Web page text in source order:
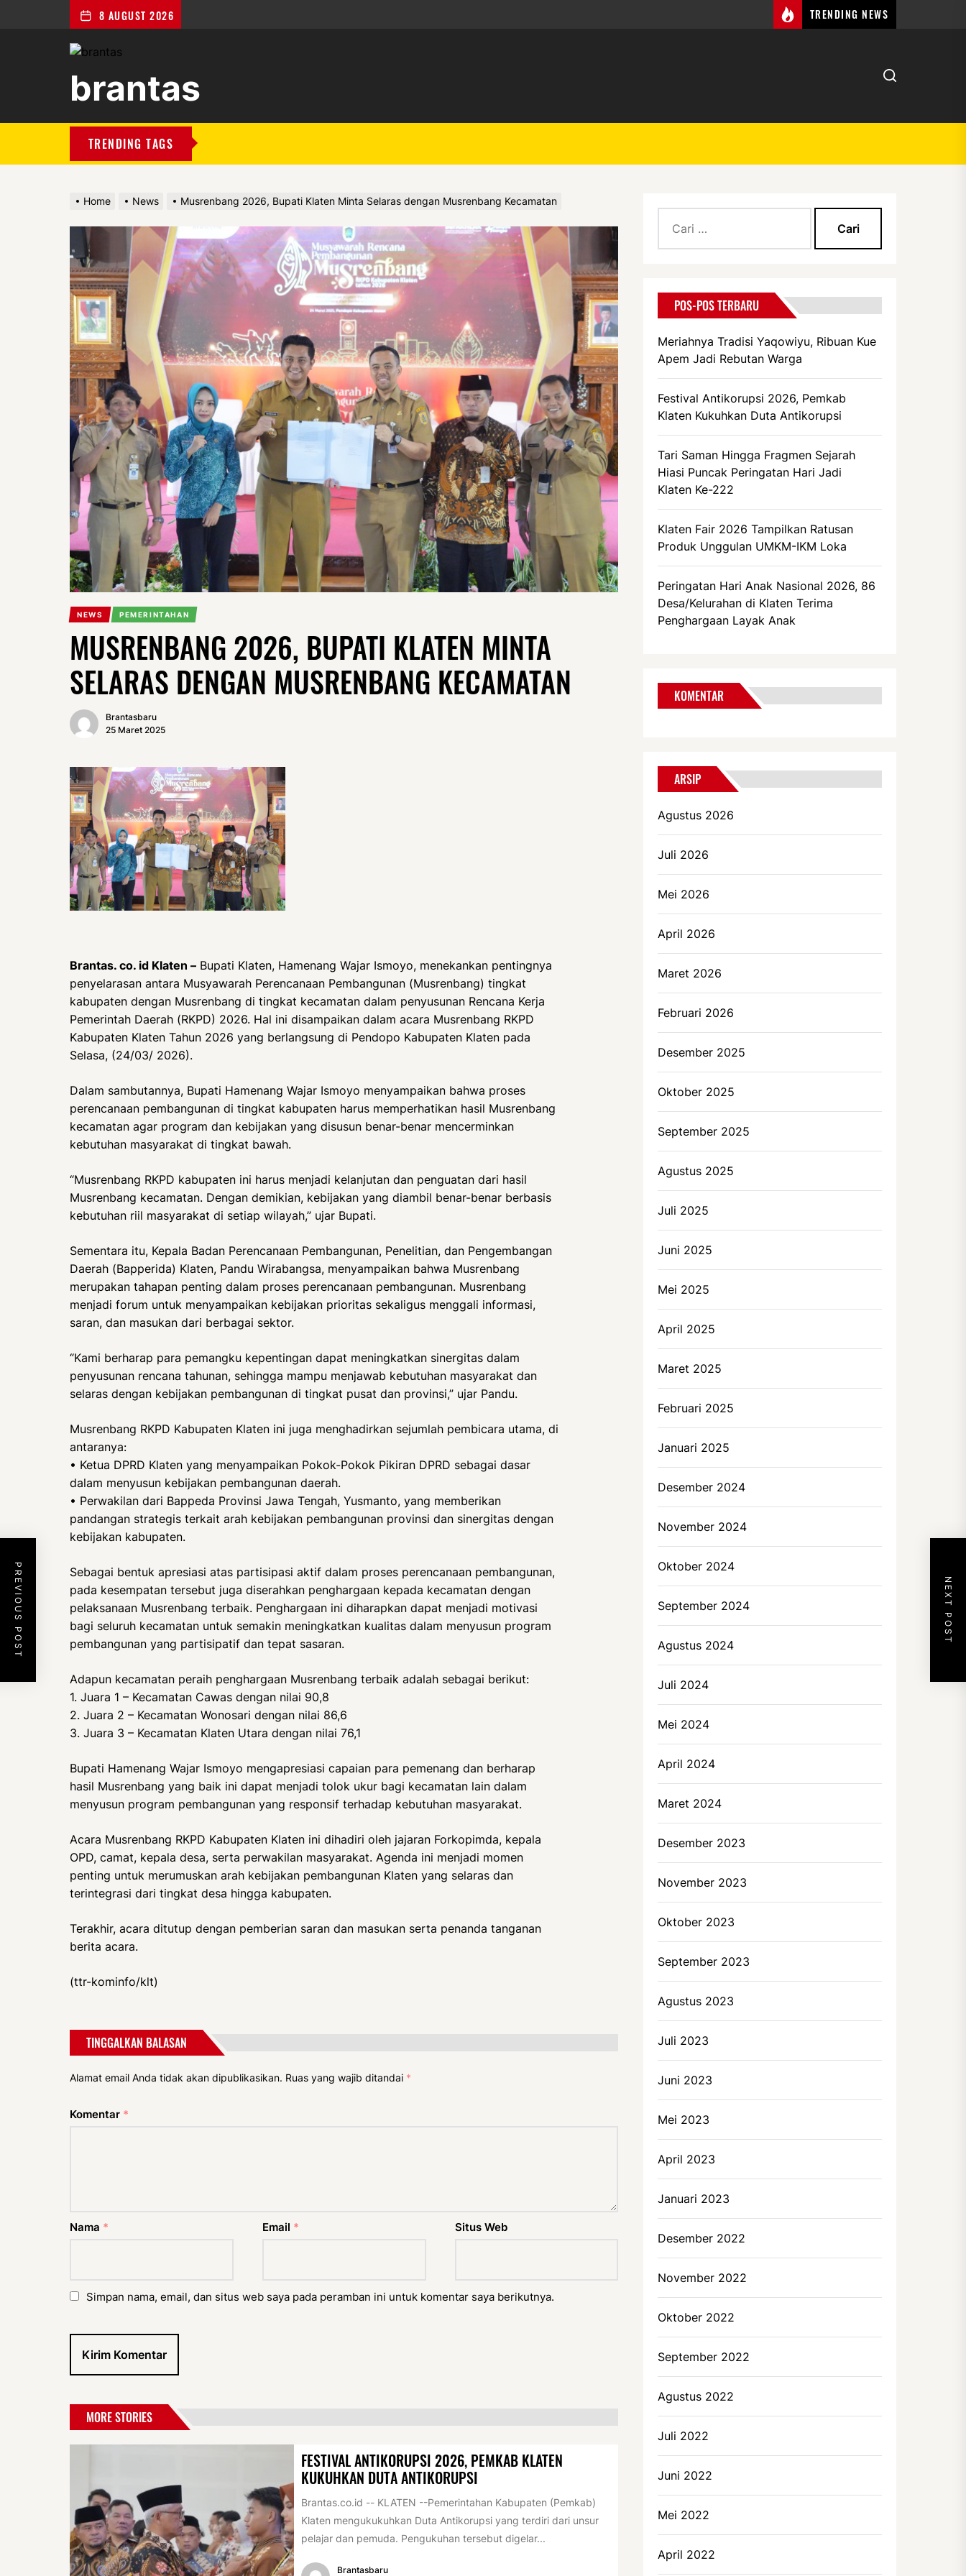
8 AUGUST 2026 TRENDING NEWS
brantas
TRENDING TAGS
Home News Musrenbang 2026, Bupati Klaten Minta Selaras dengan Musrenbang Kecamatan
NEWS PEMERINTAHAN
MUSRENBANG 2026, BUPATI KLATEN MINTA
SELARAS DENGAN MUSRENBANG KECAMATAN
Brantasbaru
25 Maret 2025
Brantas. co. id Klaten – Bupati Klaten, Hamenang Wajar Ismoyo, menekankan pentingnya
penyelarasan antara Musyawarah Perencanaan Pembangunan (Musrenbang) tingkat
kabupaten dengan Musrenbang di tingkat kecamatan dalam penyusunan Rencana Kerja
Pemerintah Daerah (RKPD) 2026. Hal ini disampaikan dalam acara Musrenbang RKPD
Kabupaten Klaten Tahun 2026 yang berlangsung di Pendopo Kabupaten Klaten pada
Selasa, (24/03/ 2026).
Dalam sambutannya, Bupati Hamenang Wajar Ismoyo menyampaikan bahwa proses
perencanaan pembangunan di tingkat kabupaten harus memperhatikan hasil Musrenbang
kecamatan agar program dan kebijakan yang disusun benar-benar mencerminkan
kebutuhan masyarakat di tingkat bawah.
“Musrenbang RKPD kabupaten ini harus menjadi kelanjutan dan penguatan dari hasil
Musrenbang kecamatan. Dengan demikian, kebijakan yang diambil benar-benar berbasis
kebutuhan riil masyarakat di setiap wilayah,” ujar Bupati.
Sementara itu, Kepala Badan Perencanaan Pembangunan, Penelitian, dan Pengembangan
Daerah (Bapperida) Klaten, Pandu Wirabangsa, menyampaikan bahwa Musrenbang
merupakan tahapan penting dalam proses perencanaan pembangunan. Musrenbang
menjadi forum untuk menyampaikan kebijakan prioritas sekaligus menggali informasi,
saran, dan masukan dari berbagai sektor.
“Kami berharap para pemangku kepentingan dapat meningkatkan sinergitas dalam
penyusunan rencana tahunan, sehingga mampu menjawab kebutuhan masyarakat dan
selaras dengan kebijakan pembangunan di tingkat pusat dan provinsi,” ujar Pandu.
Musrenbang RKPD Kabupaten Klaten ini juga menghadirkan sejumlah pembicara utama, di
antaranya:
• Ketua DPRD Klaten yang menyampaikan Pokok-Pokok Pikiran DPRD sebagai dasar
dalam menyusun kebijakan pembangunan daerah.
• Perwakilan dari Bappeda Provinsi Jawa Tengah, Yusmanto, yang memberikan
pandangan strategis terkait arah kebijakan pembangunan provinsi dan sinergitas dengan
kebijakan kabupaten.
Sebagai bentuk apresiasi atas partisipasi aktif dalam proses perencanaan pembangunan,
pada kesempatan tersebut juga diserahkan penghargaan kepada kecamatan dengan
pelaksanaan Musrenbang terbaik. Penghargaan ini diharapkan dapat menjadi motivasi
bagi seluruh kecamatan untuk semakin meningkatkan kualitas dalam menyusun program
pembangunan yang partisipatif dan tepat sasaran.
Adapun kecamatan peraih penghargaan Musrenbang terbaik adalah sebagai berikut:
1. Juara 1 – Kecamatan Cawas dengan nilai 90,8
2. Juara 2 – Kecamatan Wonosari dengan nilai 86,6
3. Juara 3 – Kecamatan Klaten Utara dengan nilai 76,1
Bupati Hamenang Wajar Ismoyo mengapresiasi capaian para pemenang dan berharap
hasil Musrenbang yang baik ini dapat menjadi tolok ukur bagi kecamatan lain dalam
menyusun program pembangunan yang responsif terhadap kebutuhan masyarakat.
Acara Musrenbang RKPD Kabupaten Klaten ini dihadiri oleh jajaran Forkopimda, kepala
OPD, camat, kepala desa, serta perwakilan masyarakat. Agenda ini menjadi momen
penting untuk merumuskan arah kebijakan pembangunan Klaten yang selaras dan
terintegrasi dari tingkat desa hingga kabupaten.
Terakhir, acara ditutup dengan pemberian saran dan masukan serta penanda tanganan
berita acara.
(ttr-kominfo/klt)
TINGGALKAN BALASAN
Alamat email Anda tidak akan dipublikasikan. Ruas yang wajib ditandai *
Komentar *
Nama * Email * Situs Web
Simpan nama, email, dan situs web saya pada peramban ini untuk komentar saya berikutnya.
PREVIOUS POST NEXT POST
MORE STORIES
FESTIVAL ANTIKORUPSI 2026, PEMKAB KLATEN
KUKUHKAN DUTA ANTIKORUPSI
Brantas.co.id -- KLATEN --Pemerintahan Kabupaten (Pemkab)
Klaten mengukukuhkan Duta Antikorupsi yang terdiri dari unsur
pelajar dan pemuda. Pengukuhan tersebut digelar...
Brantasbaru
untuk:
POS-POS TERBARU
Meriahnya Tradisi Yaqowiyu, Ribuan Kue
Apem Jadi Rebutan Warga
Festival Antikorupsi 2026, Pemkab
Klaten Kukuhkan Duta Antikorupsi
Tari Saman Hingga Fragmen Sejarah
Hiasi Puncak Peringatan Hari Jadi
Klaten Ke-222
Klaten Fair 2026 Tampilkan Ratusan
Produk Unggulan UMKM-IKM Loka
Peringatan Hari Anak Nasional 2026, 86
Desa/Kelurahan di Klaten Terima
Penghargaan Layak Anak
KOMENTAR
ARSIP
Agustus 2026
Juli 2026
Mei 2026
April 2026
Maret 2026
Februari 2026
Desember 2025
Oktober 2025
September 2025
Agustus 2025
Juli 2025
Juni 2025
Mei 2025
April 2025
Maret 2025
Februari 2025
Januari 2025
Desember 2024
November 2024
Oktober 2024
September 2024
Agustus 2024
Juli 2024
Mei 2024
April 2024
Maret 2024
Desember 2023
November 2023
Oktober 2023
September 2023
Agustus 2023
Juli 2023
Juni 2023
Mei 2023
April 2023
Januari 2023
Desember 2022
November 2022
Oktober 2022
September 2022
Agustus 2022
Juli 2022
Juni 2022
Mei 2022
April 2022